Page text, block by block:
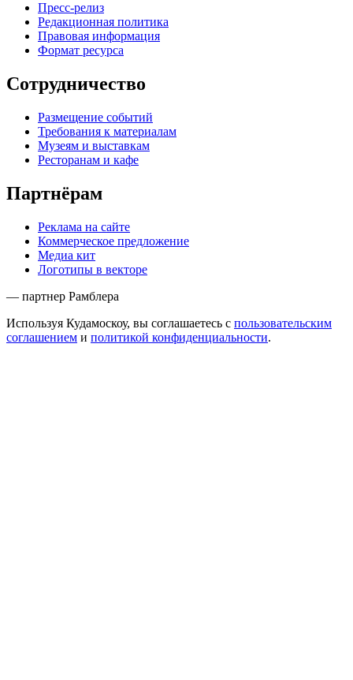
Пресс-релиз
Редакционная политика
Правовая информация
Формат ресурса
Сотрудничество
Размещение событий
Требования к материалам
Музеям и выставкам
Ресторанам и кафе
Партнёрам
Реклама на сайте
Коммерческое предложение
Медиа кит
Логотипы в векторе
— партнер Рамблера
Используя Кудамоскоу, вы соглашаетесь с пользовательским
соглашением и политикой конфиденциальности.